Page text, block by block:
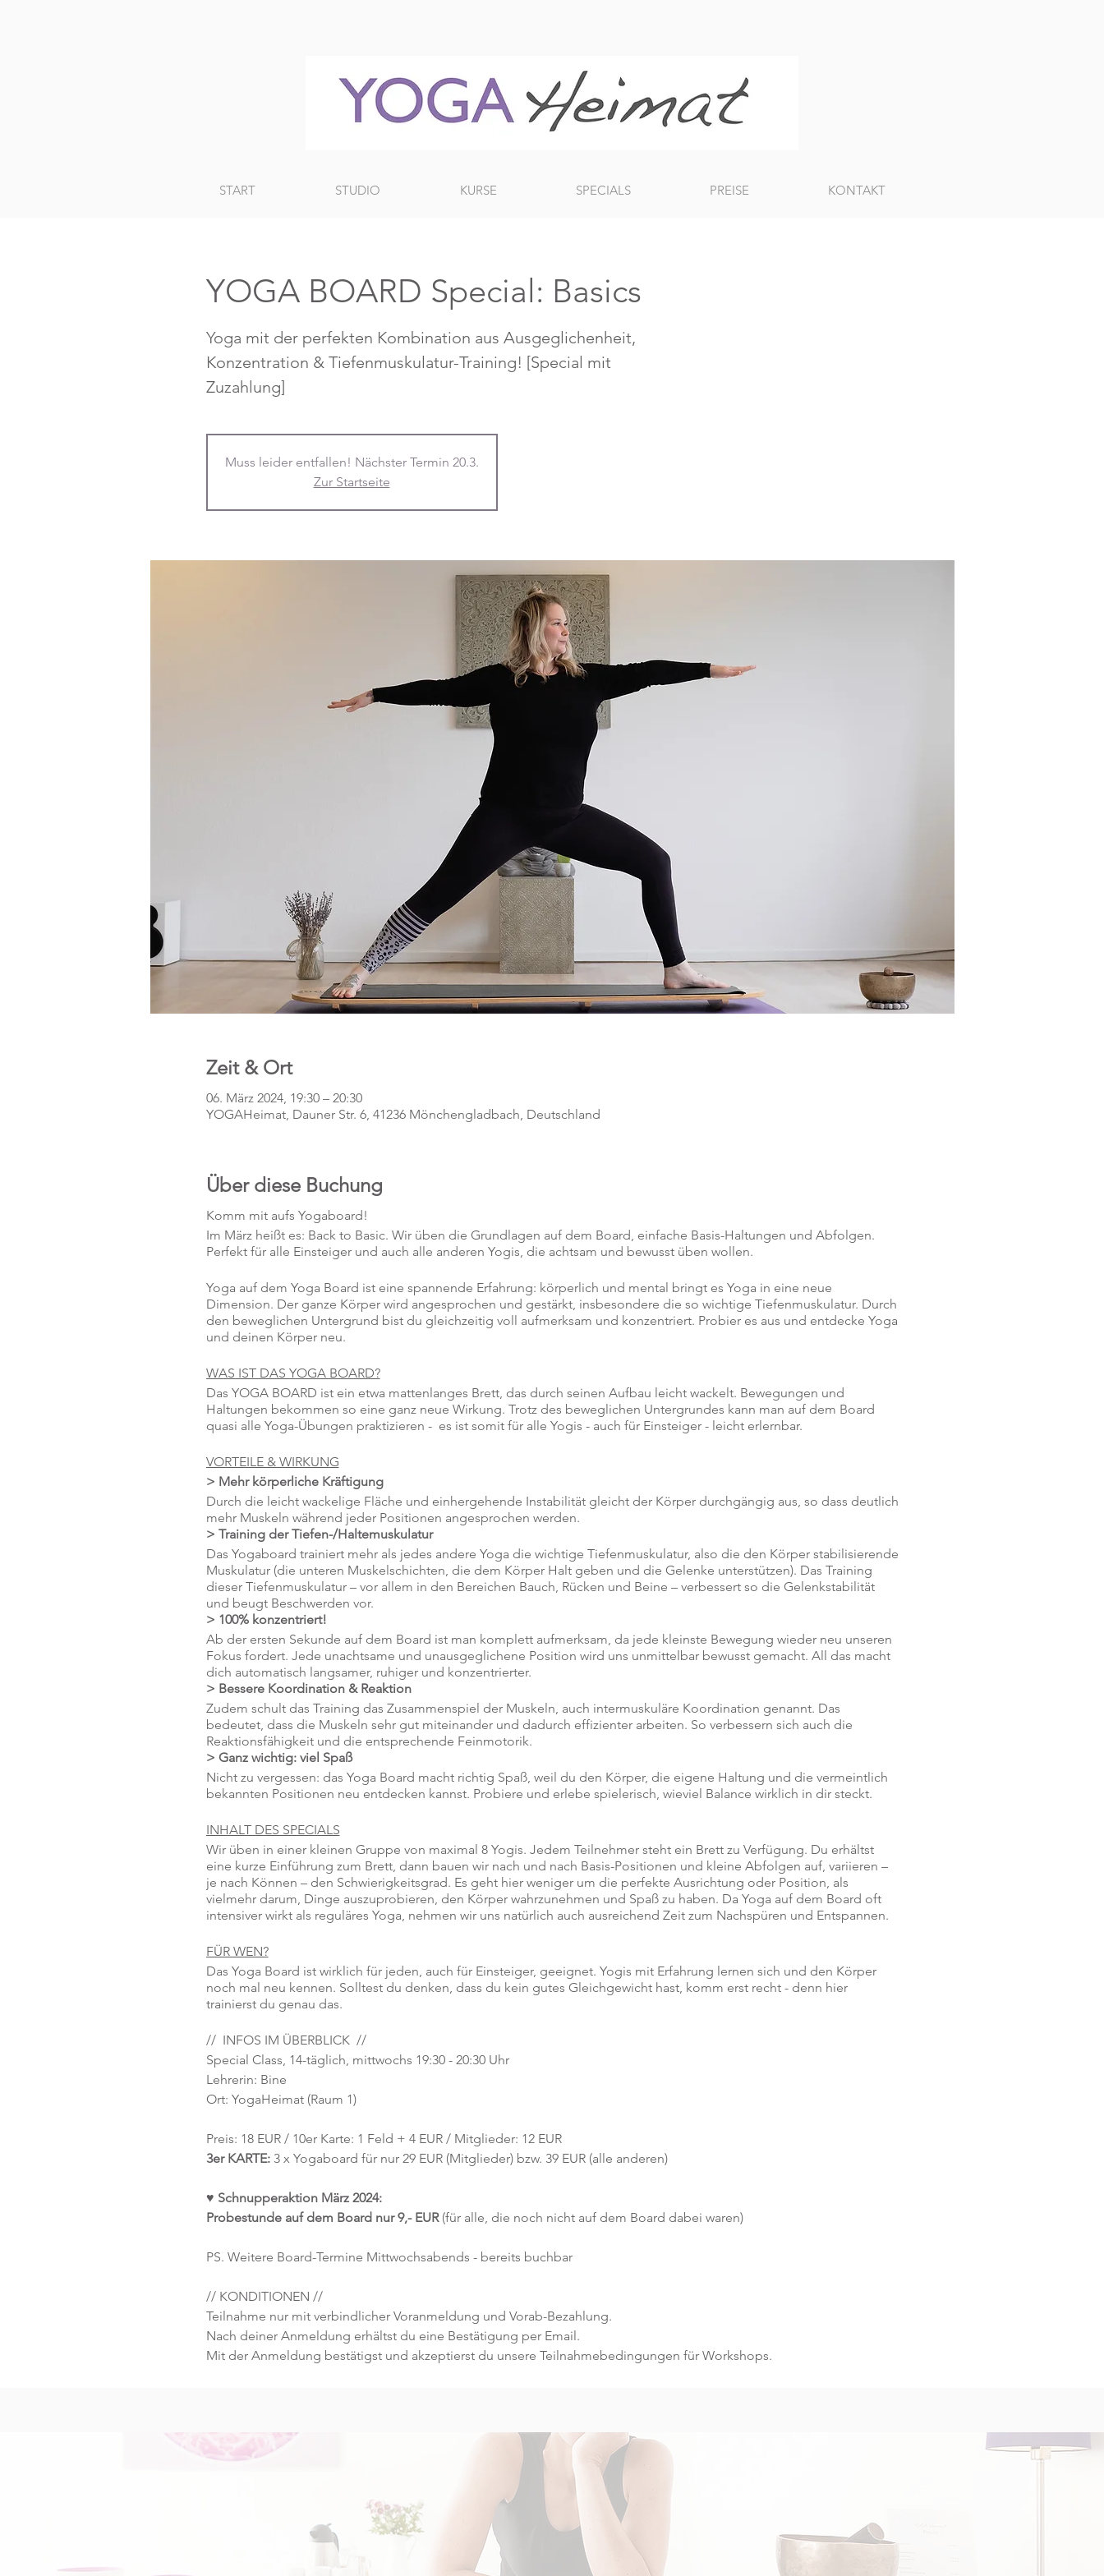
START STUDIO KURSE SPECIALS PREISE KONTAKT
YOGA BOARD Special: Basics
Yoga mit der perfekten Kombination aus Ausgeglichenheit,
Konzentration & Tiefenmuskulatur-Training! [Special mit
Zuzahlung]
Muss leider entfallen! Nächster Termin 20.3.
Zur Startseite
Zeit & Ort
06. März 2024, 19:30 – 20:30
YOGAHeimat, Dauner Str. 6, 41236 Mönchengladbach, Deutschland
Über diese Buchung
Komm mit aufs Yogaboard!
Im März heißt es: Back to Basic. Wir üben die Grundlagen auf dem Board, einfache Basis-Haltungen und Abfolgen.
Perfekt für alle Einsteiger und auch alle anderen Yogis, die achtsam und bewusst üben wollen.
Yoga auf dem Yoga Board ist eine spannende Erfahrung: körperlich und mental bringt es Yoga in eine neue
Dimension. Der ganze Körper wird angesprochen und gestärkt, insbesondere die so wichtige Tiefenmuskulatur. Durch
den beweglichen Untergrund bist du gleichzeitig voll aufmerksam und konzentriert. Probier es aus und entdecke Yoga
und deinen Körper neu.
WAS IST DAS YOGA BOARD?
Das YOGA BOARD ist ein etwa mattenlanges Brett, das durch seinen Aufbau leicht wackelt. Bewegungen und
Haltungen bekommen so eine ganz neue Wirkung. Trotz des beweglichen Untergrundes kann man auf dem Board
quasi alle Yoga-Übungen praktizieren - es ist somit für alle Yogis - auch für Einsteiger - leicht erlernbar.
VORTEILE & WIRKUNG
> Mehr körperliche Kräftigung
Durch die leicht wackelige Fläche und einhergehende Instabilität gleicht der Körper durchgängig aus, so dass deutlich
mehr Muskeln während jeder Positionen angesprochen werden.
> Training der Tiefen-/Haltemuskulatur
Das Yogaboard trainiert mehr als jedes andere Yoga die wichtige Tiefenmuskulatur, also die den Körper stabilisierende
Muskulatur (die unteren Muskelschichten, die dem Körper Halt geben und die Gelenke unterstützen). Das Training
dieser Tiefenmuskulatur – vor allem in den Bereichen Bauch, Rücken und Beine – verbessert so die Gelenkstabilität
und beugt Beschwerden vor.
> 100% konzentriert!
Ab der ersten Sekunde auf dem Board ist man komplett aufmerksam, da jede kleinste Bewegung wieder neu unseren
Fokus fordert. Jede unachtsame und unausgeglichene Position wird uns unmittelbar bewusst gemacht. All das macht
dich automatisch langsamer, ruhiger und konzentrierter.
> Bessere Koordination & Reaktion
Zudem schult das Training das Zusammenspiel der Muskeln, auch intermuskuläre Koordination genannt. Das
bedeutet, dass die Muskeln sehr gut miteinander und dadurch effizienter arbeiten. So verbessern sich auch die
Reaktionsfähigkeit und die entsprechende Feinmotorik.
> Ganz wichtig: viel Spaß
Nicht zu vergessen: das Yoga Board macht richtig Spaß, weil du den Körper, die eigene Haltung und die vermeintlich
bekannten Positionen neu entdecken kannst. Probiere und erlebe spielerisch, wieviel Balance wirklich in dir steckt.
INHALT DES SPECIALS
Wir üben in einer kleinen Gruppe von maximal 8 Yogis. Jedem Teilnehmer steht ein Brett zu Verfügung. Du erhältst
eine kurze Einführung zum Brett, dann bauen wir nach und nach Basis-Positionen und kleine Abfolgen auf, variieren –
je nach Können – den Schwierigkeitsgrad. Es geht hier weniger um die perfekte Ausrichtung oder Position, als
vielmehr darum, Dinge auszuprobieren, den Körper wahrzunehmen und Spaß zu haben. Da Yoga auf dem Board oft
intensiver wirkt als reguläres Yoga, nehmen wir uns natürlich auch ausreichend Zeit zum Nachspüren und Entspannen.
FÜR WEN?
Das Yoga Board ist wirklich für jeden, auch für Einsteiger, geeignet. Yogis mit Erfahrung lernen sich und den Körper
noch mal neu kennen. Solltest du denken, dass du kein gutes Gleichgewicht hast, komm erst recht - denn hier
trainierst du genau das.
// INFOS IM ÜBERBLICK //
Special Class, 14-täglich, mittwochs 19:30 - 20:30 Uhr
Lehrerin: Bine
Ort: YogaHeimat (Raum 1)
Preis: 18 EUR / 10er Karte: 1 Feld + 4 EUR / Mitglieder: 12 EUR
3er KARTE: 3 x Yogaboard für nur 29 EUR (Mitglieder) bzw. 39 EUR (alle anderen)
♥ Schnupperaktion März 2024:
Probestunde auf dem Board nur 9,- EUR (für alle, die noch nicht auf dem Board dabei waren)
PS. Weitere Board-Termine Mittwochsabends - bereits buchbar
// KONDITIONEN //
Teilnahme nur mit verbindlicher Voranmeldung und Vorab-Bezahlung.
Nach deiner Anmeldung erhältst du eine Bestätigung per Email.
Mit der Anmeldung bestätigst und akzeptierst du unsere Teilnahmebedingungen für Workshops.